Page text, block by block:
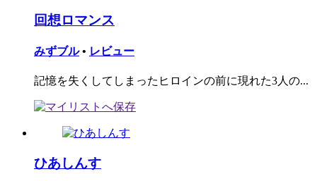
回想ロマンス
みずブル • レビュー
記憶を失くしてしまったヒロインの前に現れた3人の...
ひあしんす